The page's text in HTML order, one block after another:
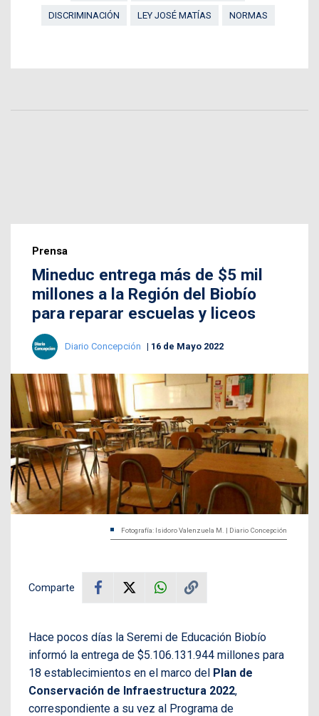
DISCRIMINACIÓN LEY JOSÉ MATÍAS NORMAS
Prensa
Mineduc entrega más de $5 mil
millones a la Región del Biobío
para reparar escuelas y liceos
Diario Concepción 16 de Mayo 2022
Fotografía: Isidoro Valenzuela M. | Diario Concepción
Comparte
Hace pocos días la Seremi de Educación Biobío
informó la entrega de $5.106.131.944 millones para
18 establecimientos en el marco del Plan de
Conservación de Infraestructura 2022,
correspondiente a su vez al Programa de